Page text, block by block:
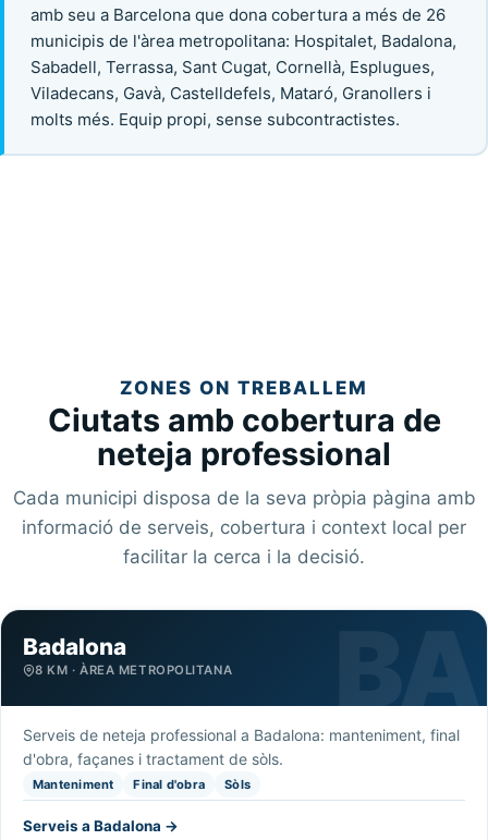
amb seu a Barcelona que dona cobertura a més de 26
municipis de l'àrea metropolitana: Hospitalet, Badalona,
Sabadell, Terrassa, Sant Cugat, Cornellà, Esplugues,
Viladecans, Gavà, Castelldefels, Mataró, Granollers i
molts més. Equip propi, sense subcontractistes.
ZONES ON TREBALLEM
Ciutats amb cobertura de
neteja professional
Cada municipi disposa de la seva pròpia pàgina amb
informació de serveis, cobertura i context local per
facilitar la cerca i la decisió.
Badalona
8 KM · ÀREA METROPOLITANA
Serveis de neteja professional a Badalona: manteniment, final
d'obra, façanes i tractament de sòls.
Manteniment Final d'obra Sòls
Serveis a Badalona →